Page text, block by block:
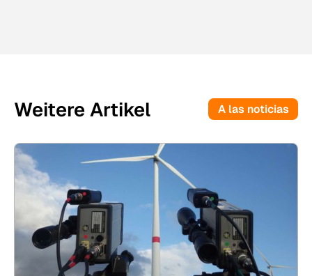
Weitere Artikel A las noticias